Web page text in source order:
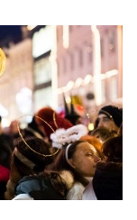
In tako vsak